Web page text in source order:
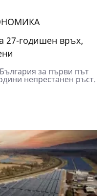
27-годишен връх,
за първи път
непрестанен ръст.